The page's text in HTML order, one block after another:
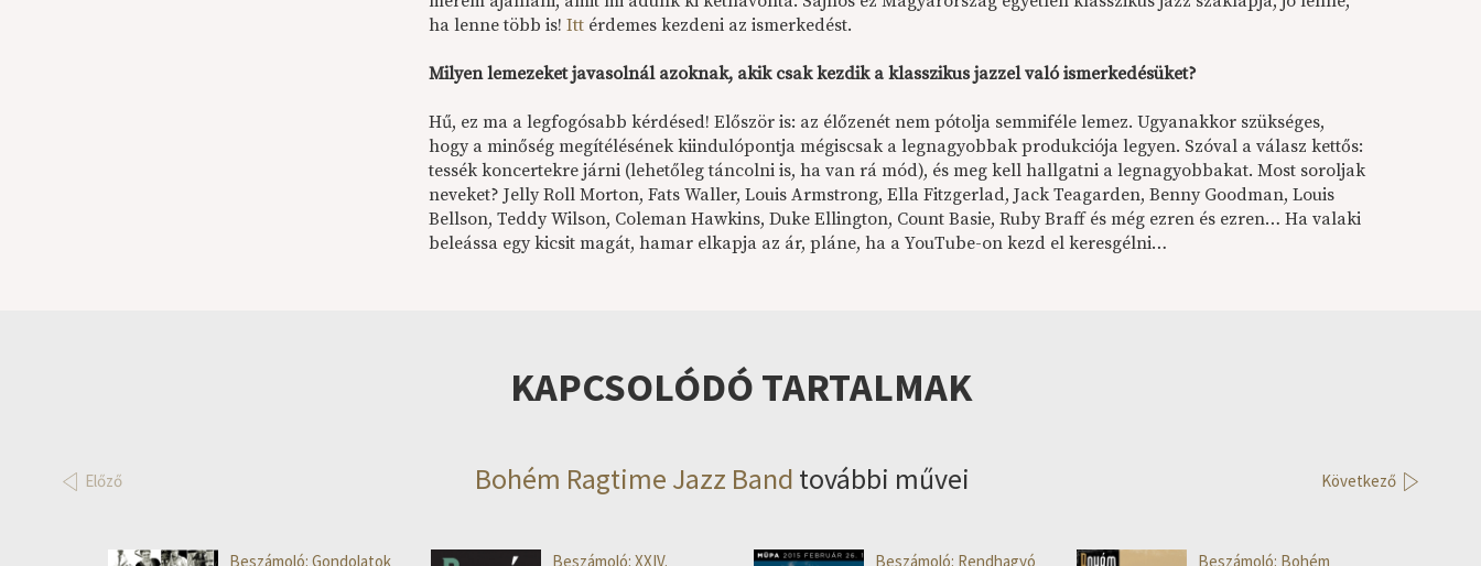
ha lenne több is!Itt érdemes kezdeni az ismerkedést.
Milyen lemezeket javasolnál azoknak, akik csak kezdik a klasszikus jazzel való ismerkedésüket?
Hű, ez ma a legfogósabb kérdésed! Először is: az élőzenét nem pótolja semmiféle lemez. Ugyanakkor szükséges,
hogy a minőség megítélésének kiindulópontja mégiscsak a legnagyobbak produkciója legyen. Szóval a válasz kettős:
tessék koncertekre járni (lehetőleg táncolni is, ha van rá mód), és meg kell hallgatni a legnagyobbakat. Most soroljak
neveket? Jelly Roll Morton, Fats Waller, Louis Armstrong, Ella Fitzgerlad, Jack Teagarden, Benny Goodman, Louis
Bellson, Teddy Wilson, Coleman Hawkins, Duke Ellington, Count Basie, Ruby Braff és még ezren és ezren… Ha valaki
beleássa egy kicsit magát, hamar elkapja az ár, pláne, ha a YouTube-on kezd el keresgélni…
KAPCSOLÓDÓ TARTALMAK
Előző Bohém Ragtime Jazz Band további művei Következő
Beszámoló: Gondolatok Beszámoló: XXIV. Beszámoló: Rendhagyó Beszámoló: Bohém